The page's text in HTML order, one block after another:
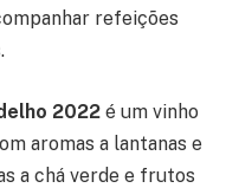
refeições
2022 é um vinho
aromas a lantanas e
a chá verde e frutos